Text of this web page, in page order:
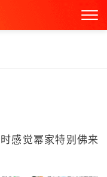
感觉幂家特别佛来